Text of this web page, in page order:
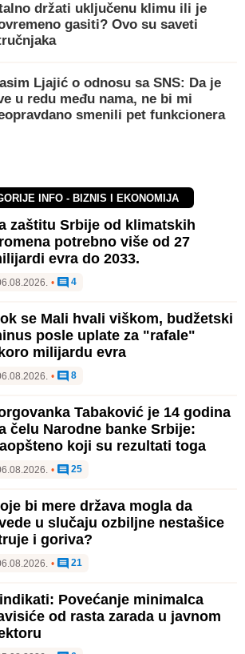
držati uključenu klimu ili je
gasiti? Ovo su saveti
Ljajić o odnosu sa SNS: Da je
u redu među nama, ne bi mi
smenili pet funkcionera
INFO - BIZNIS I EKONOMIJA
zaštitu Srbije od klimatskih
potrebno više od 27
evra do 2033.
• 4
se Mali hvali viškom, budžetski
posle uplate za "rafale"
milijardu evra
• 8
Tabaković je 14 godina
čelu Narodne banke Srbije:
koji su rezultati toga
• 25
bi mere država mogla da
u slučaju ozbiljne nestašice
i goriva?
• 21
Povećanje minimalca
od rasta zarada u javnom